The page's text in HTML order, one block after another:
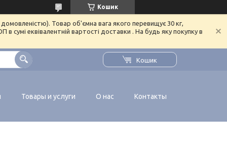
Кошик
Товар об'ємна вага якого перевищує 30 кг,
еквівалентній вартості доставки . На будь яку покупку в
Кошик
Товары и услуги О нас Контакты